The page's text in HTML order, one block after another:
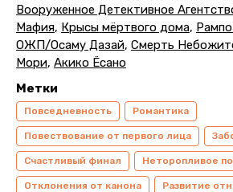
Вооруженное Детективное
Мафия, Крысы мёртвого дома,
ОЖП/Осаму Дазай, Смерть
Мори, Акико Ёсано
Метки
Повседневность Романтика
Повествование от первого лица
Счастливый финал Неторопливое
Отклонения от канона Развитие